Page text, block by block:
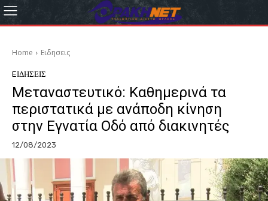
Home Eιδησεις
EΙΔΗΣΕΙΣ
Μεταναστευτικό: Καθημερινά τα
περιστατικά με ανάποδη κίνηση
στην Εγνατία Οδό από διακινητές
12/08/2023